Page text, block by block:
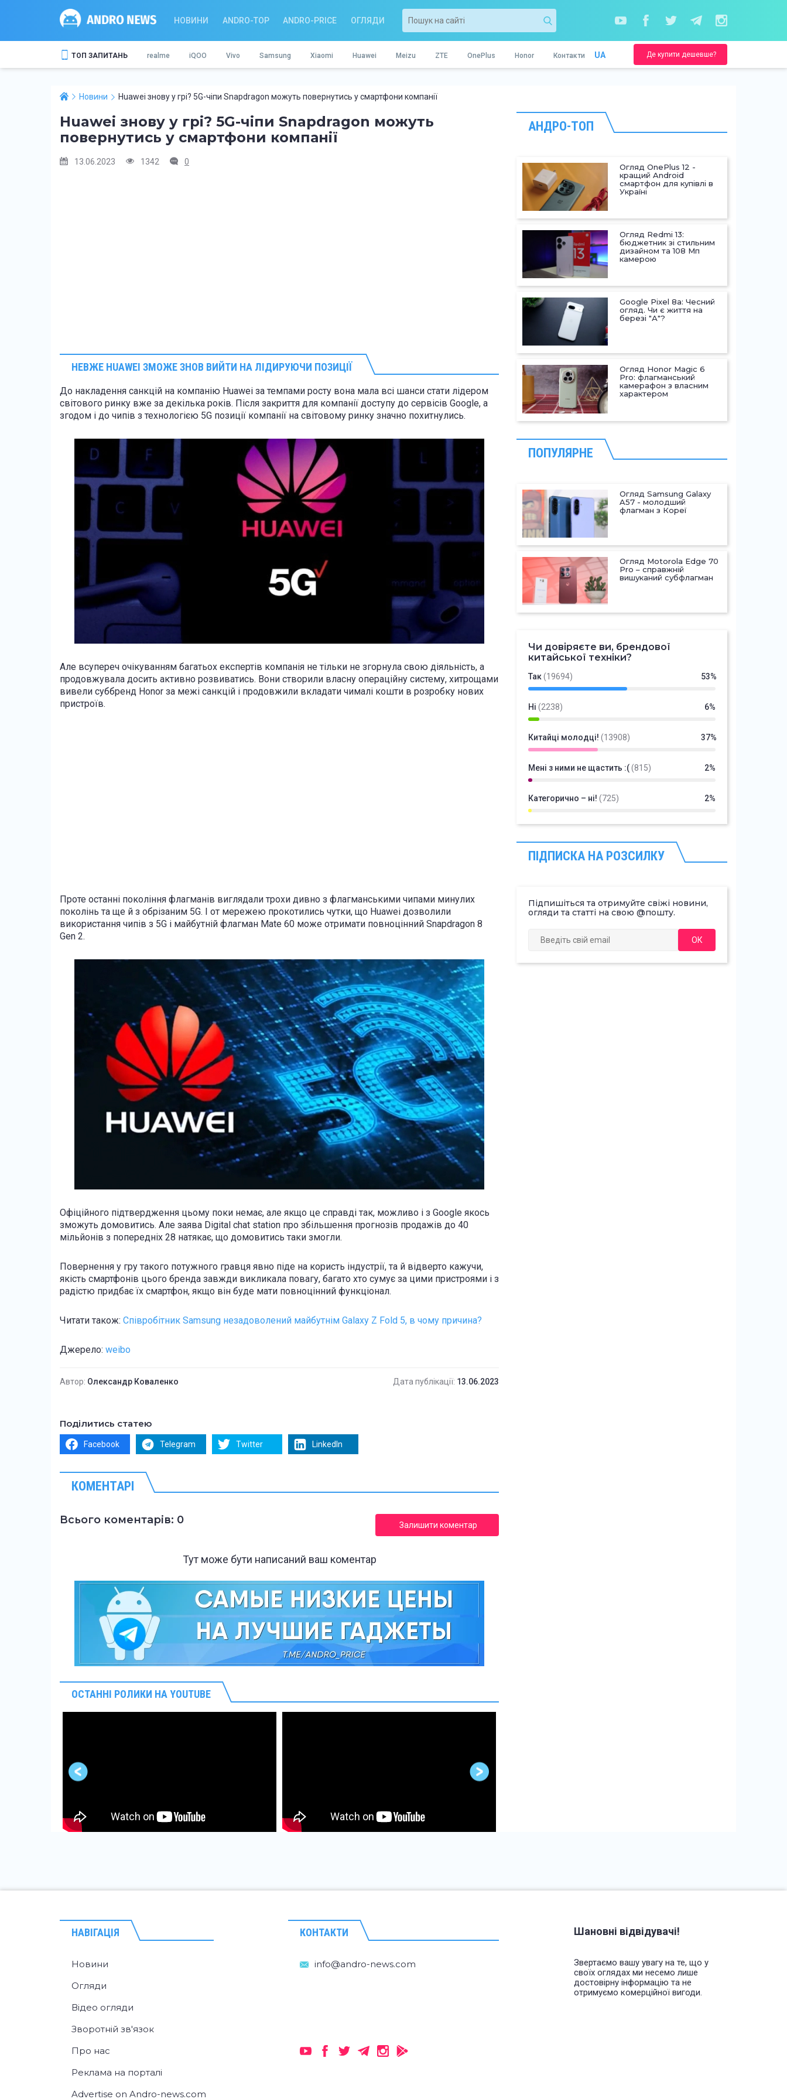
НОВИНИ ANDRO-TOP ANDRO-PRICE ОГЛЯДИ
ТОП ЗАПИТАНЬ realme iQOO Vivo Samsung Xiaomi Huawei Meizu ZTE OnePlus Honor Контакти UA Де купити дешевше?
Новини Huawei знову у грі? 5G-чіпи Snapdragon можуть повернутись у смартфони компанії
Huawei знову у грі? 5G-чіпи Snapdragon можуть
повернутись у смартфони компанії
13.06.2023 1342 0
НЕВЖЕ HUAWEI ЗМОЖЕ ЗНОВ ВИЙТИ НА ЛІДИРУЮЧИ ПОЗИЦІЇ
До накладення санкцій на компанію Huawei за темпами росту вона мала всі шанси стати лідером
світового ринку вже за декілька років. Після закриття для компанії доступу до сервісів Google, а
згодом і до чипів з технологією 5G позиції компанії на світовому ринку значно похитнулись.
Але всупереч очікуванням багатьох експертів компанія не тільки не згорнула свою діяльність, а
продовжувала досить активно розвиватись. Вони створили власну операційну систему, хитрощами
вивели суббренд Honor за межі санкцій і продовжили вкладати чималі кошти в розробку нових
пристроїв.
Проте останні покоління флагманів виглядали трохи дивно з флагманськими чипами минулих
поколінь та ще й з обрізаним 5G. І от мережею прокотились чутки, що Huawei дозволили
використання чипів з 5G і майбутній флагман Mate 60 може отримати повноцінний Snapdragon 8
Gen 2.
Офіційного підтвердження цьому поки немає, але якщо це справді так, можливо і з Google якось
зможуть домовитись. Але заява Digital chat station про збільшення прогнозів продажів до 40
мільйонів з попередніх 28 натякає, що домовитись таки змогли.
Повернення у гру такого потужного гравця явно піде на користь індустрії, та й відверто кажучи,
якість смартфонів цього бренда завжди викликала повагу, багато хто сумує за цими пристроями і з
радістю придбає їх смартфон, якщо він буде мати повноцінний функціонал.
Читати також: Співробітник Samsung незадоволений майбутнім Galaxy Z Fold 5, в чому причина?
Джерело: weibo
Автор: Олександр Коваленко Дата публікації: 13.06.2023
Поділитись статею
Facebook Telegram Twitter LinkedIn
КОМЕНТАРІ
Всього коментарів: 0 Залишити коментар
Тут може бути написаний ваш коментар
ОСТАННІ РОЛИКИ НА YOUTUBE
АНДРО-ТОП
Огляд OnePlus 12 -
кращий Android
смартфон для купівлі в
Україні
Огляд Redmi 13:
бюджетник зі стильним
дизайном та 108 Мп
камерою
Google Pixel 8a: Чесний
огляд. Чи є життя на
березі "А"?
Огляд Honor Magic 6
Pro: флагманський
камерафон з власним
характером
ПОПУЛЯРНЕ
Огляд Samsung Galaxy
A57 - молодший
флагман з Кореї
Огляд Motorola Edge 70
Pro – справжній
вишуканий субфлагман
Чи довіряєте ви, брендової
китайської техніки?
Так(19694) 53%
Ні (2238) 6%
Китайці молодці! (13908) 37%
Мені з ними не щастить :((815) 2%
Категорично – ні! (725) 2%
ПІДПИСКА НА РОЗСИЛКУ
Підпишіться та отримуйте свіжі новини,
огляди та статті на свою @пошту.
ОК
НАВІГАЦІЯ
Новини
Огляди
Відео огляди
Зворотній зв'язок
Про нас
Реклама на порталі
Advertise on Andro-news.com
КОНТАКТИ Шановні відвідувачі!
Звертаємо вашу увагу на те, що у
своїх оглядах ми несемо лише
достовірну інформацію та не
отримуємо комерційної вигоди.